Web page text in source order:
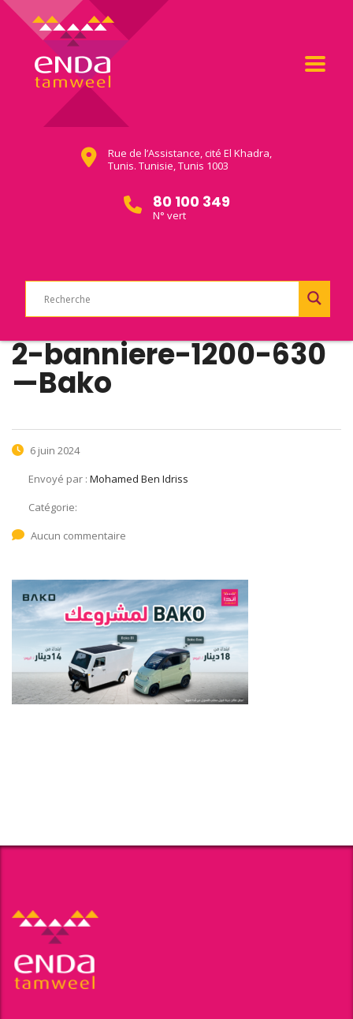
Rue de l’Assistance, cité El Khadra,
Tunis. Tunisie, Tunis 1003
80 100 349
N° vert
2-banniere-1200-630
—Bako
6 juin 2024
Envoyé par : Mohamed Ben Idriss
Catégorie:
Aucun commentaire